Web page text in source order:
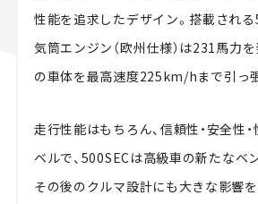
性能を追求したデザイン。搭載され
気筒エンジン（欧州仕様）は231馬力
の車体を最高速度225km/hまで引っ
走行性能はもちろん、信頼性・安全性
ベルで、500SECは高級車の新たなベ
その後のクルマ設計にも大きな影響を